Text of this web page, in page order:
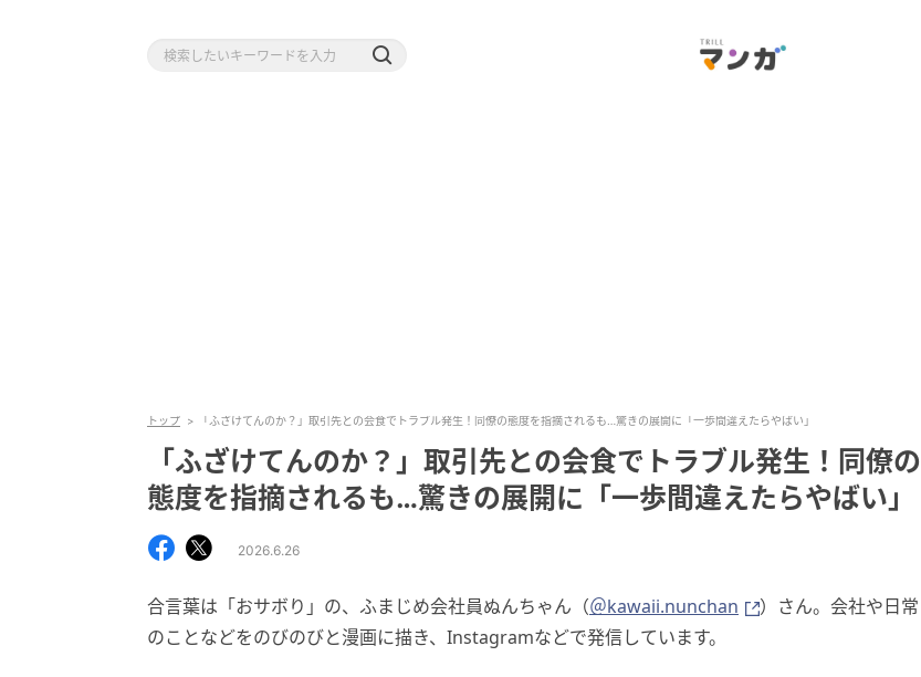
トップ 「ふざけてんのか？」取引先との会食でトラブル発生！同僚の態度を指摘されるも…驚きの展開に「一歩間違えたらやばい」
「ふざけてんのか？」取引先との会食でトラブル発生！同僚の
態度を指摘されるも…驚きの展開に「一歩間違えたらやばい」
2026.6.26
合言葉は「おサボり」の、ふまじめ会社員ぬんちゃん（＠kawaii.nunchan
）さん。会社や日常
のことなどをのびのびと漫画に描き、Instagramなどで発信しています。